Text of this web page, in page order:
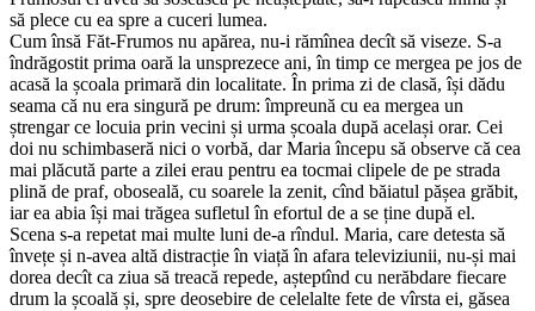
să plece cu ea spre a cuceri lumea.
Cum însă Făt-Frumos nu apărea, nu-i rămînea decît să viseze. S-a
îndrăgostit prima oară la unsprezece ani, în timp ce mergea pe jos de
acasă la școala primară din localitate. În prima zi de clasă, își dădu
seama că nu era singură pe drum: împreună cu ea mergea un
ștrengar ce locuia prin vecini și urma școala după același orar. Cei
doi nu schimbaseră nici o vorbă, dar Maria începu să observe că cea
mai plăcută parte a zilei erau pentru ea tocmai clipele de pe strada
plină de praf, oboseală, cu soarele la zenit, cînd băiatul pășea grăbit,
iar ea abia își mai trăgea sufletul în efortul de a se ține după el.
Scena s-a repetat mai multe luni de-a rîndul. Maria, care detesta să
învețe și n-avea altă distracție în viață în afara televiziunii, nu-și mai
dorea decît ca ziua să treacă repede, așteptînd cu nerăbdare fiecare
drum la școală și, spre deosebire de celelalte fete de vîrsta ei, găsea